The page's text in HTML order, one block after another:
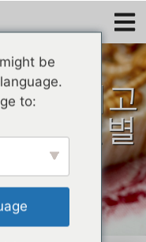
한 최고
선별
be
to: